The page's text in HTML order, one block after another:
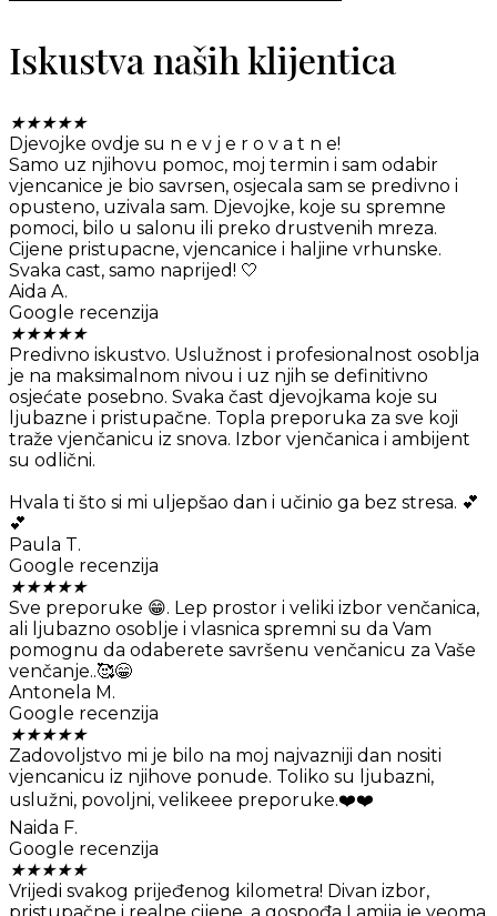
Iskustva naših klijentica
★★★★★
Djevojke ovdje su n e v j e r o v a t n e!
Samo uz njihovu pomoc, moj termin i sam odabir
vjencanice je bio savrsen, osjecala sam se predivno i
opusteno, uzivala sam. Djevojke, koje su spremne
pomoci, bilo u salonu ili preko drustvenih mreza.
Cijene pristupacne, vjencanice i haljine vrhunske.
Svaka cast, samo naprijed! 🤍
Aida A.
Google recenzija
★★★★★
Predivno iskustvo. Uslužnost i profesionalnost osoblja
je na maksimalnom nivou i uz njih se definitivno
osjećate posebno. Svaka čast djevojkama koje su
ljubazne i pristupačne. Topla preporuka za sve koji
traže vjenčanicu iz snova. Izbor vjenčanica i ambijent
su odlični.
Hvala ti što si mi uljepšao dan i učinio ga bez stresa. 💕
💕
Paula T.
Google recenzija
★★★★★
Sve preporuke 😁. Lep prostor i veliki izbor venčanica,
ali ljubazno osoblje i vlasnica spremni su da Vam
pomognu da odaberete savršenu venčanicu za Vaše
venčanje..🥰😁
Antonela M.
Google recenzija
★★★★★
Zadovoljstvo mi je bilo na moj najvazniji dan nositi
vjencanicu iz njihove ponude. Toliko su ljubazni,
uslužni, povoljni, velikeee preporuke.❤️❤️
Naida F.
Google recenzija
★★★★★
Vrijedi svakog prijeđenog kilometra! Divan izbor,